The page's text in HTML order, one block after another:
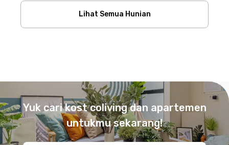
Lihat Semua Hunian
Yuk cari kost coliving dan apartemen
untukmu sekarang!